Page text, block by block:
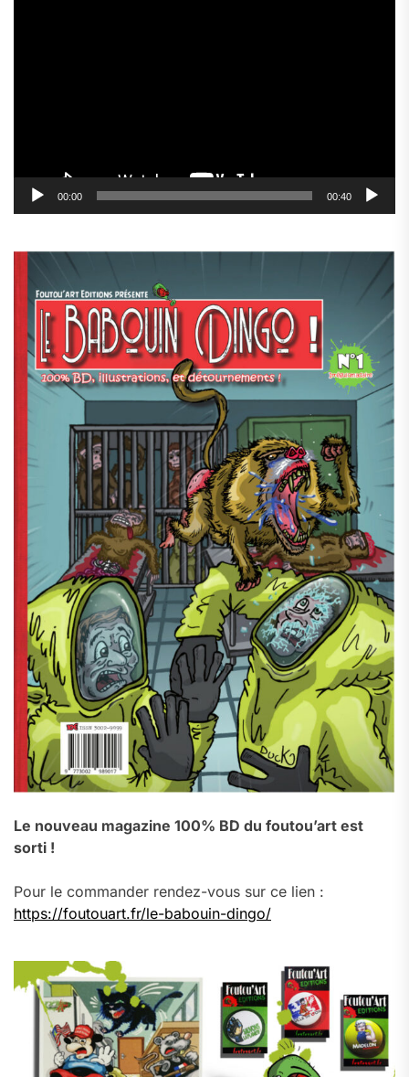
00:00 00:40
Le nouveau magazine 100% BD du foutou’art est
sorti !
Pour le commander rendez-vous sur ce lien :
https://foutouart.fr/le-babouin-dingo/